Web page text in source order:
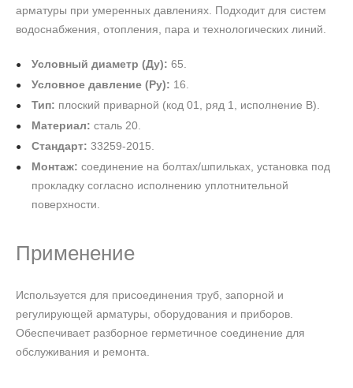
арматуры при умеренных давлениях. Подходит для систем
водоснабжения, отопления, пара и технологических линий.
Условный диаметр (Ду): 65.
Условное давление (Ру): 16.
Тип: плоский приварной (код 01, ряд 1, исполнение В).
Материал: сталь 20.
Стандарт: 33259-2015.
Монтаж: соединение на болтах/шпильках, установка под
прокладку согласно исполнению уплотнительной
поверхности.
Применение
Используется для присоединения труб, запорной и
регулирующей арматуры, оборудования и приборов.
Обеспечивает разборное герметичное соединение для
обслуживания и ремонта.